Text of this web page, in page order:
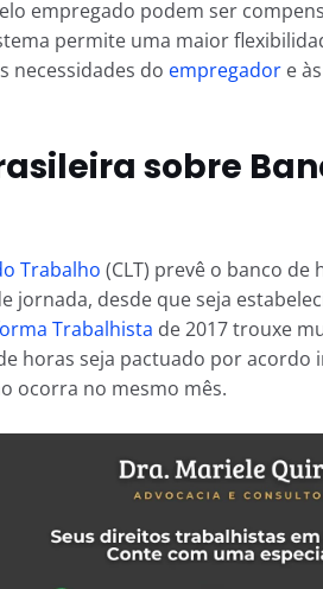
empregado podem ser
permite uma maior
necessidades do empregadore
sobre
Trabalho (CLT) prevê o banco de
jornada, desde que seja
Trabalhista de 2017 trouxe
horas seja pactuado por acordo
ocorra no mesmo mês.